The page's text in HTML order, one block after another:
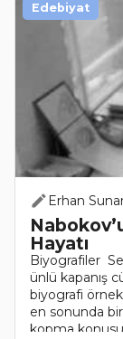
Erhan
Hayatı
Biyografiler
ünlü kapanış
biyografi
en sonunda
kopma
Edebiyat